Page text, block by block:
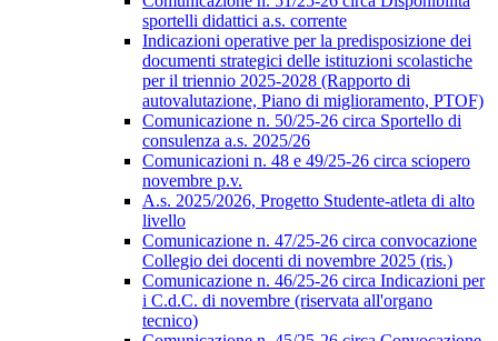
sportelli didattici a.s. corrente
Indicazioni operative per la predisposizione dei
documenti strategici delle istituzioni scolastiche
per il triennio 2025-2028 (Rapporto di
autovalutazione, Piano di miglioramento, PTOF)
Comunicazione n. 50/25-26 circa Sportello di
consulenza a.s. 2025/26
Comunicazioni n. 48 e 49/25-26 circa sciopero
novembre p.v.
A.s. 2025/2026, Progetto Studente-atleta di alto
livello
Comunicazione n. 47/25-26 circa convocazione
Collegio dei docenti di novembre 2025 (ris.)
Comunicazione n. 46/25-26 circa Indicazioni per
i C.d.C. di novembre (riservata all'organo
tecnico)